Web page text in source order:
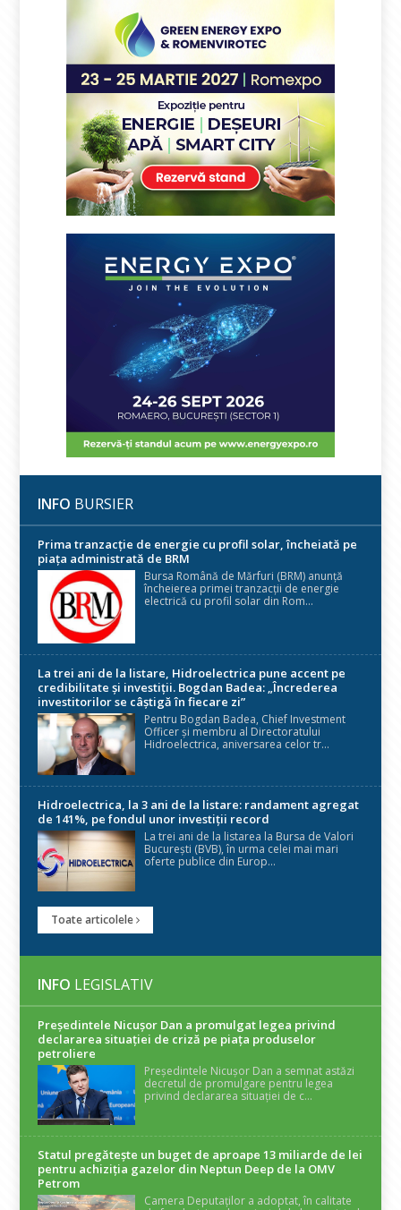
INFO BURSIER
Prima tranzacție de energie cu profil solar, încheiată pe
piața administrată de BRM
Bursa Română de Mărfuri (BRM) anunță
încheierea primei tranzacții de energie
electrică cu profil solar din Rom...
La trei ani de la listare, Hidroelectrica pune accent pe
credibilitate și investiții. Bogdan Badea: „Încrederea
investitorilor se câștigă în fiecare zi”
Pentru Bogdan Badea, Chief Investment
Officer și membru al Directoratului
Hidroelectrica, aniversarea celor tr...
Hidroelectrica, la 3 ani de la listare: randament agregat
de 141%, pe fondul unor investiții record
La trei ani de la listarea la Bursa de Valori
București (BVB), în urma celei mai mari
oferte publice din Europ...
Toate articolele
INFO LEGISLATIV
Președintele Nicuşor Dan a promulgat legea privind
declararea situaţiei de criză pe piaţa produselor
petroliere
Președintele Nicușor Dan a semnat astăzi
decretul de promulgare pentru legea
privind declararea situației de c...
Statul pregătește un buget de aproape 13 miliarde de lei
pentru achiziția gazelor din Neptun Deep de la OMV
Petrom
Camera Deputaților a adoptat, în calitate